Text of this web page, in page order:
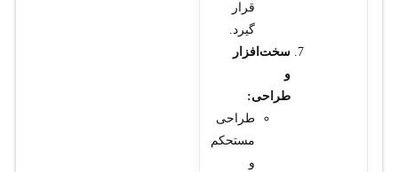
قرار
گیرد.
سخت‌افزار
و
طراحی:
طراحی
مستحکم
و